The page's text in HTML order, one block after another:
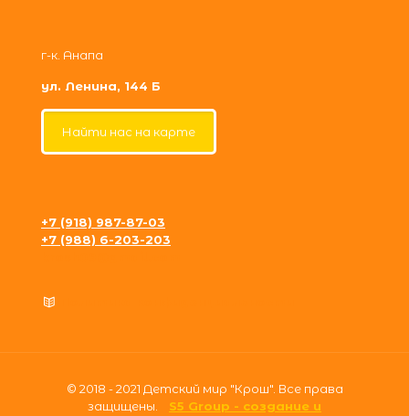
г-к. Анапа
ул. Ленина, 144 Б
Найти нас на карте
+7 (918) 987-87-03
+7 (988) 6-203-203
© 2018 - 2021 Детский мир "Крош". Все права
защищены. S5 Group - создание и